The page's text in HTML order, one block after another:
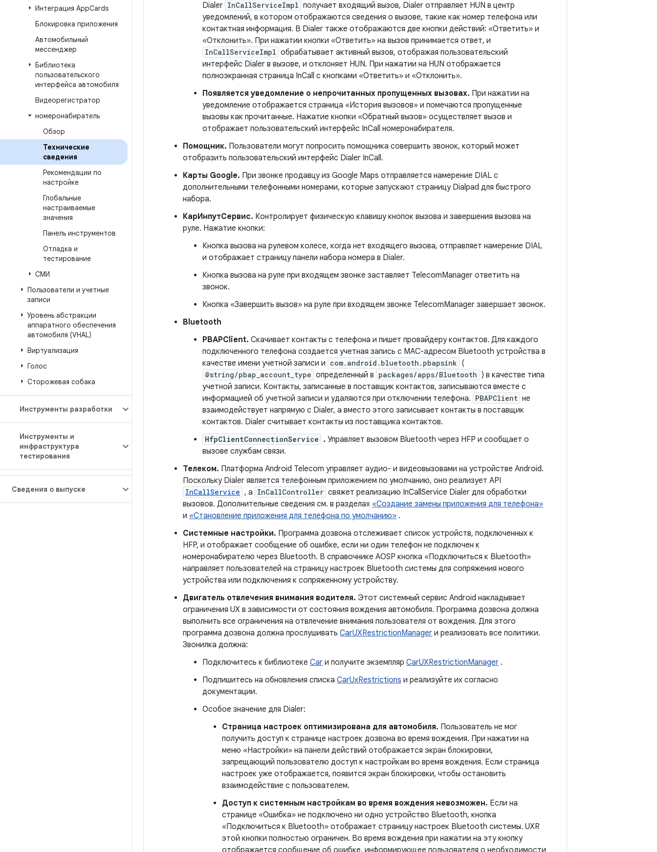
Интеграция AppCards
Блокировка приложения
Автомобильный
мессенджер
Библиотека
пользовательского
интерфейса автомобиля
Видеорегистратор
номеронабиратель
Обзор
Технические
сведения
Рекомендации по
настройке
Глобальные
настраиваемые
значения
Панель инструментов
Отладка и
тестирование
СМИ
Пользователи и учетные
записи
Уровень абстракции
аппаратного обеспечения
автомобиля (VHAL)
Виртуализация
Голос
Сторожевая собака
Инструменты разработки
Инструменты и
инфраструктура
тестирования
Сведения о выпуске
Dialer InCallServiceImpl получает входящий вызов, Dialer отправляет HUN в центр
уведомлений, в котором отображаются сведения о вызове, такие как номер телефона или
контактная информация. В Dialer также отображаются две кнопки действий: «Ответить» и
«Отклонить». При нажатии кнопки «Ответить» на вызов принимается ответ, и
InCallServiceImpl обрабатывает активный вызов, отображая пользовательский
интерфейс Dialer в вызове, и отклоняет HUN. При нажатии на HUN отображается
полноэкранная страница InCall с кнопками «Ответить» и «Отклонить».
Появляется уведомление о непрочитанных пропущенных вызовах. При нажатии на
уведомление отображается страница «История вызовов» и помечаются пропущенные
вызовы как прочитанные. Нажатие кнопки «Обратный вызов» осуществляет вызов и
отображает пользовательский интерфейс InCall номеронабирателя.
Помощник. Пользователи могут попросить помощника совершить звонок, который может
отобразить пользовательский интерфейс Dialer InCall.
Карты Google. При звонке продавцу из Google Maps отправляется намерение DIAL с
дополнительными телефонными номерами, которые запускают страницу Dialpad для быстрого
набора.
КарИнпутСервис. Контролирует физическую клавишу кнопок вызова и завершения вызова на
руле. Нажатие кнопки:
Кнопка вызова на рулевом колесе, когда нет входящего вызова, отправляет намерение DIAL
и отображает страницу панели набора номера в Dialer.
Кнопка вызова на руле при входящем звонке заставляет TelecomManager ответить на
звонок.
Кнопка «Завершить вызов» на руле при входящем звонке TelecomManager завершает звонок.
Bluetooth
PBAPClient. Скачивает контакты с телефона и пишет провайдеру контактов. Для каждого
подключенного телефона создается учетная запись с MAC-адресом Bluetooth устройства в
качестве имени учетной записи и com.android.bluetooth.pbapsink (
@string/pbap_account_type определенный в packages/apps/Bluetooth ) в качестве типа
учетной записи. Контакты, записанные в поставщик контактов, записываются вместе с
информацией об учетной записи и удаляются при отключении телефона. PBAPClient не
взаимодействует напрямую с Dialer, а вместо этого записывает контакты в поставщик
контактов. Dialer считывает контакты из поставщика контактов.
HfpClientConnectionService . Управляет вызовом Bluetooth через HFP и сообщает о
вызове службам связи.
Телеком. Платформа Android Telecom управляет аудио- и видеовызовами на устройстве Android.
Поскольку Dialer является телефонным приложением по умолчанию, оно реализует API
InCallService , а InCallController свяжет реализацию InCallService Dialer для обработки
вызовов. Дополнительные сведения см. в разделах «Создание замены приложения для телефона»
и «Становление приложения для телефона по умолчанию» .
Системные настройки. Программа дозвона отслеживает список устройств, подключенных к
HFP, и отображает сообщение об ошибке, если ни один телефон не подключен к
номеронабирателю через Bluetooth. В справочнике AOSP кнопка «Подключиться к Bluetooth»
направляет пользователей на страницу настроек Bluetooth системы для сопряжения нового
устройства или подключения к сопряженному устройству.
Двигатель отвлечения внимания водителя. Этот системный сервис Android накладывает
ограничения UX в зависимости от состояния вождения автомобиля. Программа дозвона должна
выполнить все ограничения на отвлечение внимания пользователя от вождения. Для этого
программа дозвона должна прослушивать CarUXRestrictionManager и реализовать все политики.
Звонилка должна:
Подключитесь к библиотеке Car и получите экземпляр CarUXRestrictionManager .
Подпишитесь на обновления списка CarUxRestrictions и реализуйте их согласно
документации.
Особое значение для Dialer:
Страница настроек оптимизирована для автомобиля. Пользователь не мог
получить доступ к странице настроек дозвона во время вождения. При нажатии на
меню «Настройки» на панели действий отображается экран блокировки,
запрещающий пользователю доступ к настройкам во время вождения. Если страница
настроек уже отображается, появится экран блокировки, чтобы остановить
взаимодействие с пользователем.
Доступ к системным настройкам во время вождения невозможен. Если на
странице «Ошибка» не подключено ни одно устройство Bluetooth, кнопка
«Подключиться к Bluetooth» отображает страницу настроек Bluetooth системы. UXR
этой кнопки полностью ограничен. Во время вождения при нажатии на эту кнопку